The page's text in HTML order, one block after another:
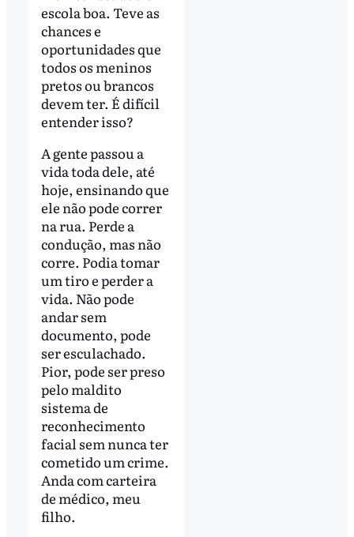
escola boa. Teve as
chances e
oportunidades que
todos os meninos
pretos ou brancos
devem ter. É difícil
entender isso?
A gente passou a
vida toda dele, até
hoje, ensinando que
ele não pode correr
na rua. Perde a
condução, mas não
corre. Podia tomar
um tiro e perder a
vida. Não pode
andar sem
documento, pode
ser esculachado.
Pior, pode ser preso
pelo maldito
sistema de
reconhecimento
facial sem nunca ter
cometido um crime.
Anda com carteira
de médico, meu
filho.